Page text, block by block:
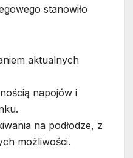
stanowiło
aktualnych
napojów i
na podłodze, z
możliwości.